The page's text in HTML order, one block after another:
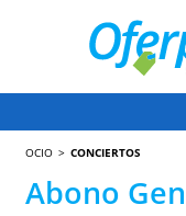
OCIO CONCIERTOS
Abono